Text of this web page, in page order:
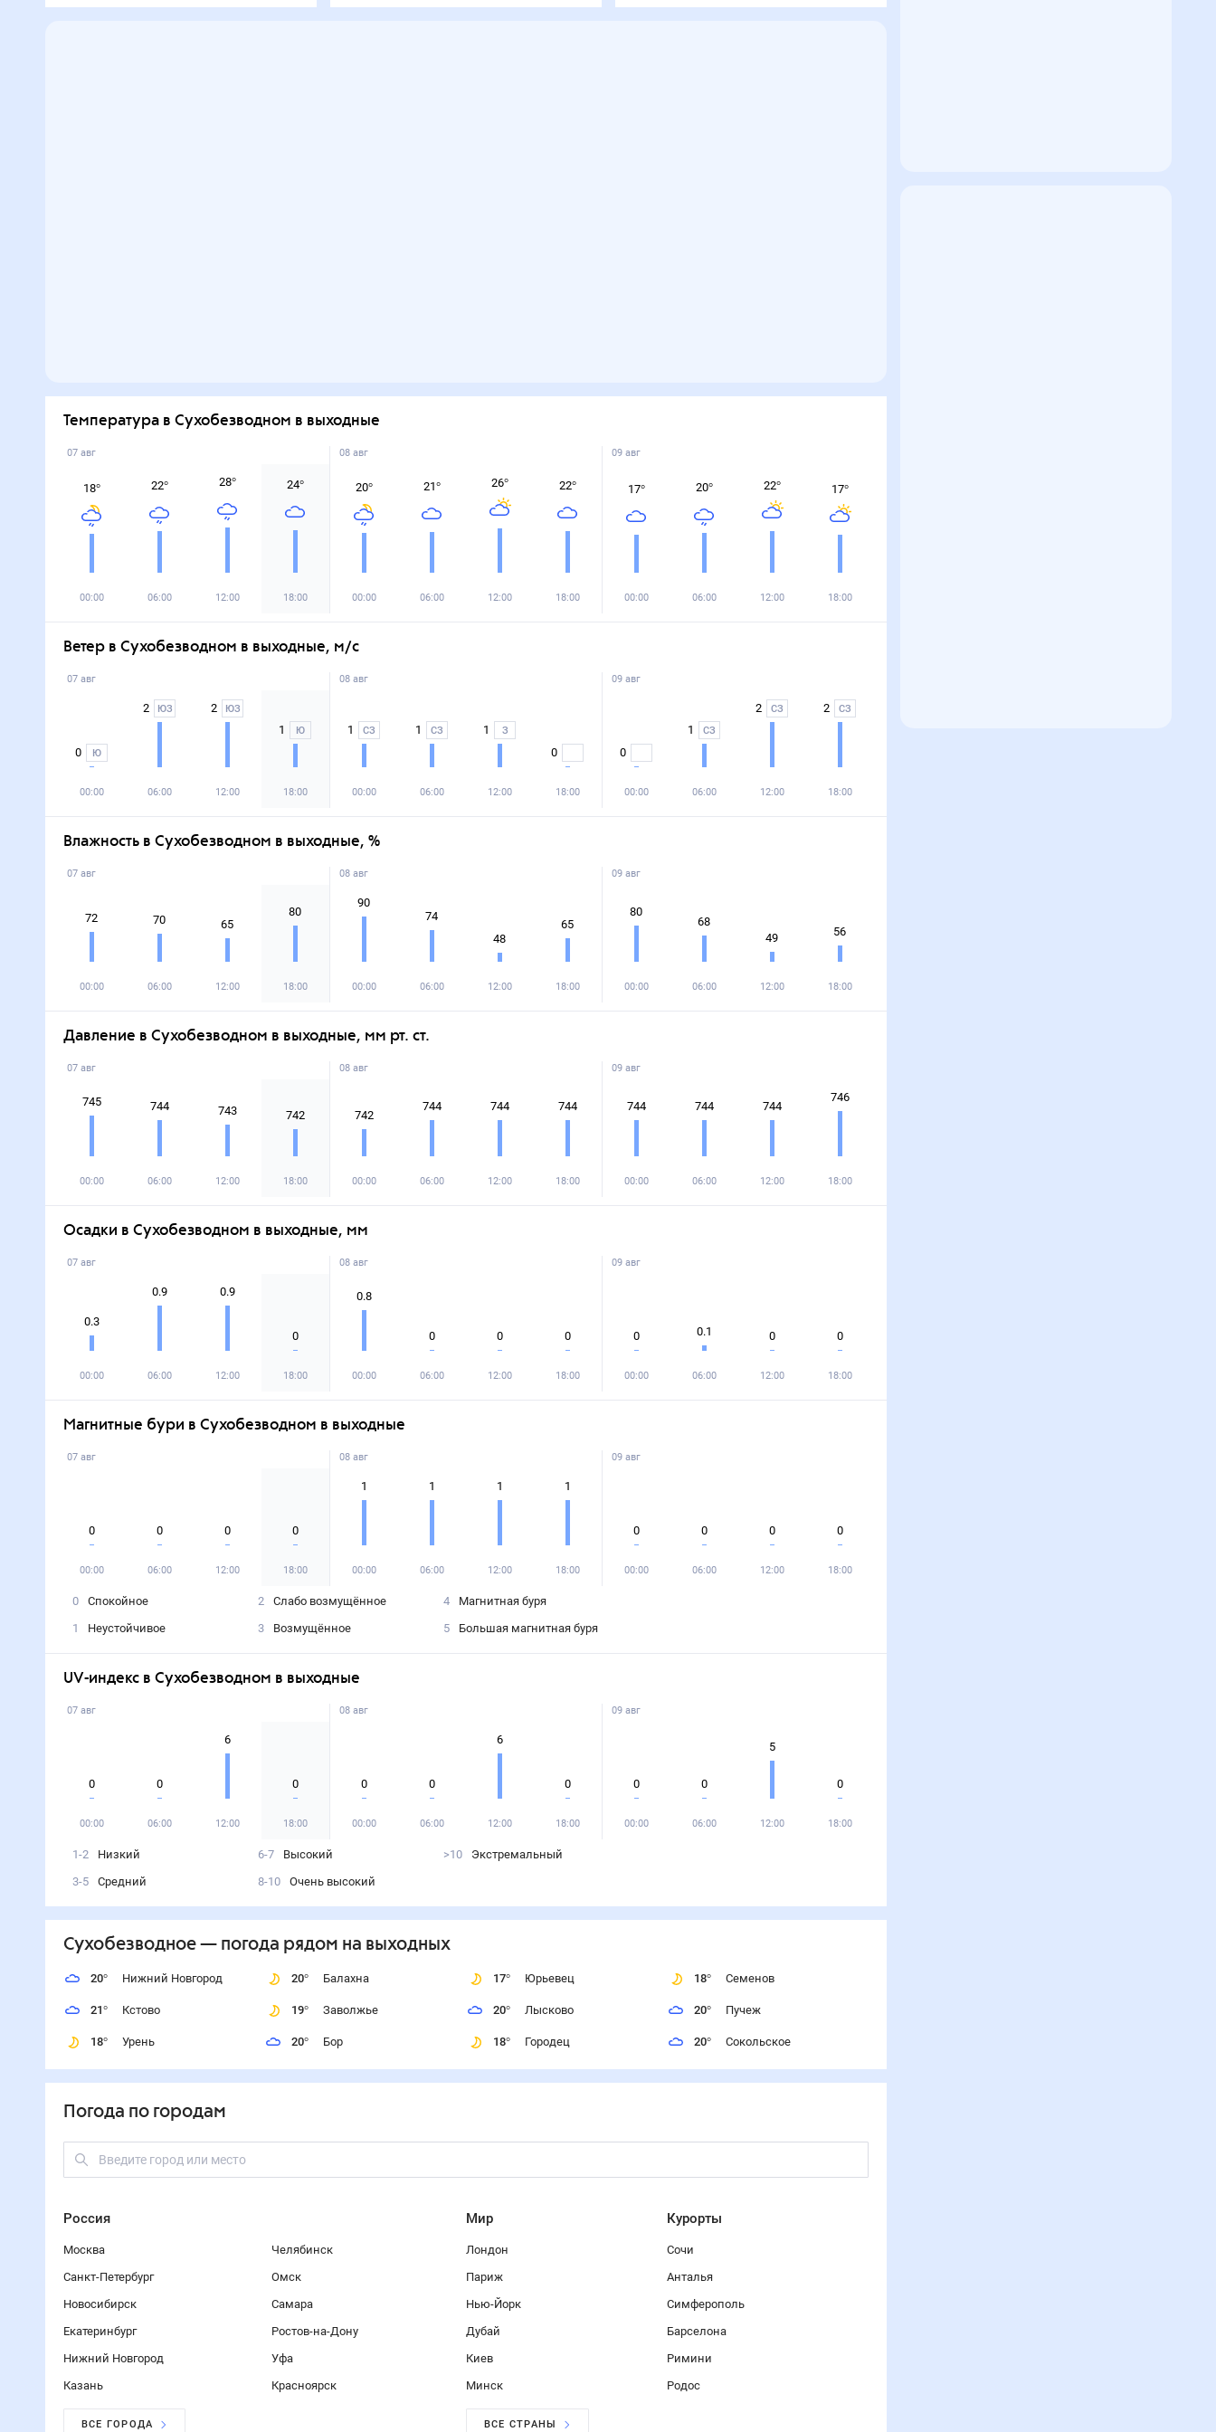
Температура в Сухобезводном в выходные
07 авг
18°
00:00
22°
06:00
28°
12:00
24°
18:00
08 авг
20°
00:00
21°
06:00
26°
12:00
22°
18:00
09 авг
17°
00:00
20°
06:00
22°
12:00
17°
18:00
Ветер в Сухобезводном в выходные, м/с
07 авг
0 Ю
00:00
2 ЮЗ
06:00
2 ЮЗ
12:00
1 Ю
18:00
08 авг
1 СЗ
00:00
1 СЗ
06:00
1 З
12:00
0
18:00
09 авг
0
00:00
1 СЗ
06:00
2 СЗ
12:00
2 СЗ
18:00
Влажность в Сухобезводном в выходные, %
07 авг
72
00:00
70
06:00
65
12:00
80
18:00
08 авг
90
00:00
74
06:00
48
12:00
65
18:00
09 авг
80
00:00
68
06:00
49
12:00
56
18:00
Давление в Сухобезводном в выходные, мм рт. ст.
07 авг
745
00:00
744
06:00
743
12:00
742
18:00
08 авг
742
00:00
744
06:00
744
12:00
744
18:00
09 авг
744
00:00
744
06:00
744
12:00
746
18:00
Осадки в Сухобезводном в выходные, мм
07 авг
0.3
00:00
0.9
06:00
0.9
12:00
0
18:00
08 авг
0.8
00:00
0
06:00
0
12:00
0
18:00
09 авг
0
00:00
0.1
06:00
0
12:00
0
18:00
Магнитные бури в Сухобезводном в выходные
07 авг
0
00:00
0
06:00
0
12:00
0
18:00
08 авг
1
00:00
1
06:00
1
12:00
1
18:00
09 авг
0
00:00
0
06:00
0
12:00
0
18:00
0
Спокойное
1
Неустойчивое
2
Слабо возмущённое
3
Возмущённое
4
Магнитная буря
5
Большая магнитная буря
UV-индекс в Сухобезводном в выходные
07 авг
0
00:00
0
06:00
6
12:00
0
18:00
08 авг
0
00:00
0
06:00
6
12:00
0
18:00
09 авг
0
00:00
0
06:00
5
12:00
0
18:00
1-2
Низкий
3-5
Средний
6-7
Высокий
8-10
Очень высокий
>10 Экстремальный
Сухобезводное— погода рядом на выходных
20° Нижний Новгород
21° Кстово
18° Урень
20° Балахна
19° Заволжье
20° Бор
17° Юрьевец
20° Лысково
18° Городец
18° Семенов
20° Пучеж
20° Сокольское
Погода по городам
Россия
Москва
Санкт-Петербург
Новосибирск
Екатеринбург
Нижний Новгород
Казань
Челябинск
Омск
Самара
Ростов-на-Дону
Уфа
Красноярск
ВСЕ ГОРОДА
Мир
Лондон
Париж
Нью-Йорк
Дубай
Киев
Минск
Курорты
Сочи
Анталья
Симферополь
Барселона
Римини
Родос
ВСЕ СТРАНЫ